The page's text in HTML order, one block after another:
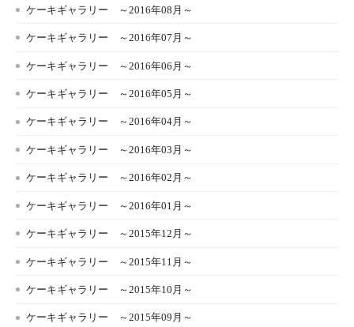
ケーキギャラリー ～2016年08月～
ケーキギャラリー ～2016年07月～
ケーキギャラリー ～2016年06月～
ケーキギャラリー ～2016年05月～
ケーキギャラリー ～2016年04月～
ケーキギャラリー ～2016年03月～
ケーキギャラリー ～2016年02月～
ケーキギャラリー ～2016年01月～
ケーキギャラリー ～2015年12月～
ケーキギャラリー ～2015年11月～
ケーキギャラリー ～2015年10月～
ケーキギャラリー ～2015年09月～